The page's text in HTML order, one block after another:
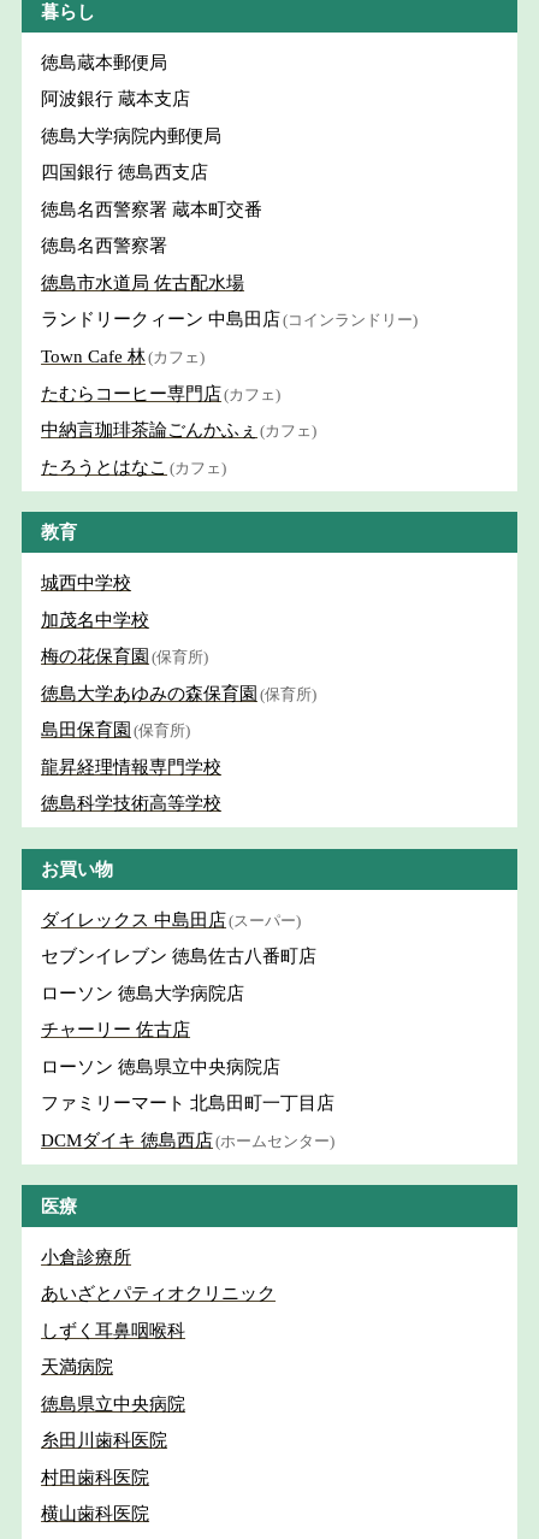
暮らし
徳島蔵本郵便局
阿波銀行 蔵本支店
徳島大学病院内郵便局
四国銀行 徳島西支店
徳島名西警察署 蔵本町交番
徳島名西警察署
徳島市水道局 佐古配水場
ランドリークィーン 中島田店(コインランドリー)
Town Cafe 林(カフェ)
たむらコーヒー専門店(カフェ)
中納言珈琲茶論ごんかふぇ (カフェ)
たろうとはなこ (カフェ)
教育
城西中学校
加茂名中学校
梅の花保育園 (保育所)
徳島大学あゆみの森保育園 (保育所)
島田保育園 (保育所)
龍昇経理情報専門学校
徳島科学技術高等学校
お買い物
ダイレックス 中島田店(スーパー)
セブンイレブン 徳島佐古八番町店
ローソン 徳島大学病院店
チャーリー 佐古店
ローソン 徳島県立中央病院店
ファミリーマート 北島田町一丁目店
DCMダイキ 徳島西店(ホームセンター)
医療
小倉診療所
あいざとパティオクリニック
しずく耳鼻咽喉科
天満病院
徳島県立中央病院
糸田川歯科医院
村田歯科医院
横山歯科医院